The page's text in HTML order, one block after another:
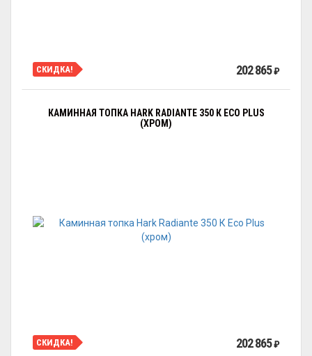
СКИДКА! 202 865₽
КАМИННАЯ ТОПКА HARK RADIANTE 350 К ECO PLUS
(ХРОМ)
СКИДКА! 202 865₽